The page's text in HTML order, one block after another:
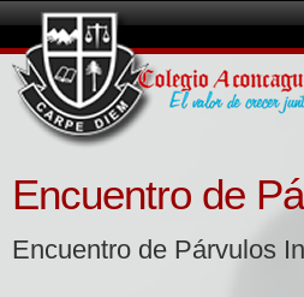
Encuentro de
Encuentro de Párvulos